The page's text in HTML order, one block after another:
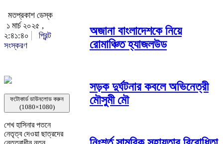
মতপ্রকাশ ডেস্ক
১ মার্চ ২০২৫ ,
২:৪১:৪০
প্রিন্ট
সংস্করণ
ফটোকার্ড ডাউনলোড করুন
(1080×1080)
শেখ হাসিনার পতনে
নেতৃত্ব দেওয়া ছাত্রদের
অজানা বাংলাদেশকে নিয়ে
রোমাঞ্চিত হ্যাজলউড
সড়ক দুর্ঘটনার কবলে অভিনেত্রী
মৌসুমী মৌ